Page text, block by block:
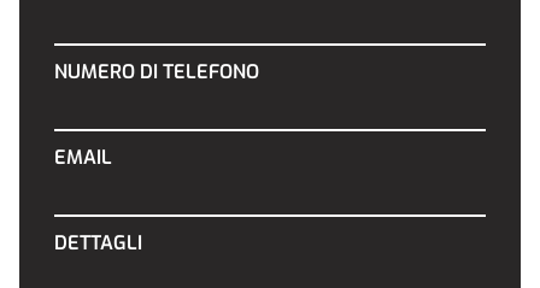
NUMERO DI TELEFONO
EMAIL
DETTAGLI